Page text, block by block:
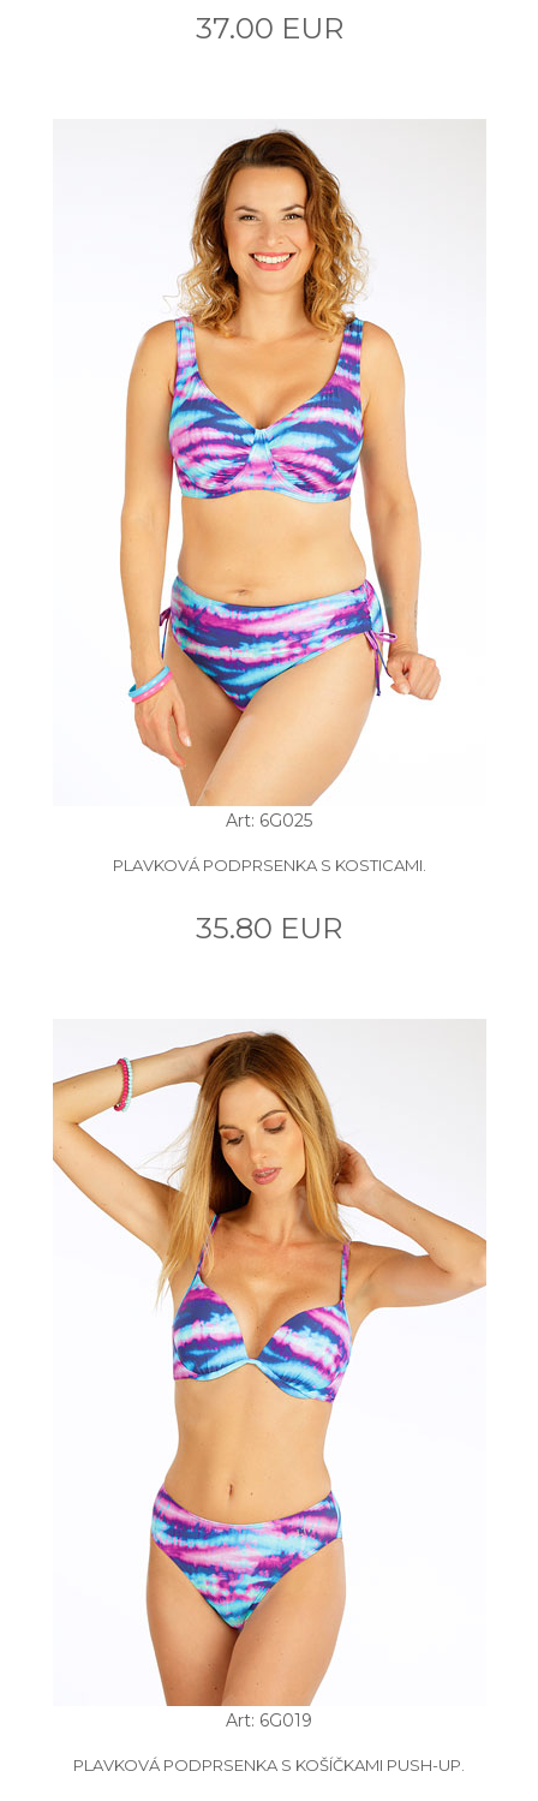
37.00 EUR
Art: 6G025
PLAVKOVÁ PODPRSENKA S KOSTICAMI.
35.80 EUR
Art: 6G019
PLAVKOVÁ PODPRSENKA S KOŠÍČKAMI PUSH-UP.